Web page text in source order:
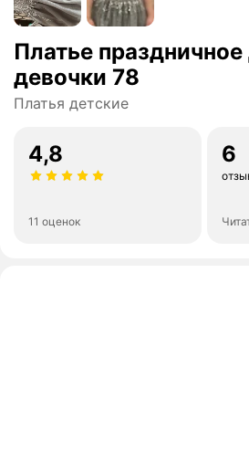
Платье праздничное
девочки 78
Платья детские
4,8
11 оценок
6